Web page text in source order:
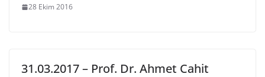
28 Ekim 2016
31.03.2017 – Prof. Dr. Ahmet Cahit